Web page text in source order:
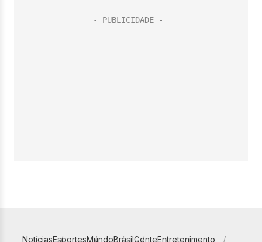
NotíciasEsportesMundoBrasilGenteEntretenimento